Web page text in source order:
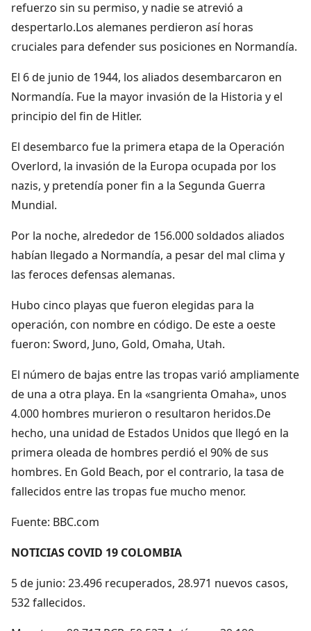
refuerzo sin su permiso, y nadie se atrevió a
despertarlo.Los alemanes perdieron así horas
cruciales para defender sus posiciones en Normandía.
El 6 de junio de 1944, los aliados desembarcaron en
Normandía. Fue la mayor invasión de la Historia y el
principio del fin de Hitler.
El desembarco fue la primera etapa de la Operación
Overlord, la invasión de la Europa ocupada por los
nazis, y pretendía poner fin a la Segunda Guerra
Mundial.
Por la noche, alrededor de 156.000 soldados aliados
habían llegado a Normandía, a pesar del mal clima y
las feroces defensas alemanas.
Hubo cinco playas que fueron elegidas para la
operación, con nombre en código. De este a oeste
fueron: Sword, Juno, Gold, Omaha, Utah.
El número de bajas entre las tropas varió ampliamente
de una a otra playa. En la «sangrienta Omaha», unos
4.000 hombres murieron o resultaron heridos.De
hecho, una unidad de Estados Unidos que llegó en la
primera oleada de hombres perdió el 90% de sus
hombres. En Gold Beach, por el contrario, la tasa de
fallecidos entre las tropas fue mucho menor.
Fuente: BBC.com
NOTICIAS COVID 19 COLOMBIA
5 de junio: 23.496 recuperados, 28.971 nuevos casos,
532 fallecidos.